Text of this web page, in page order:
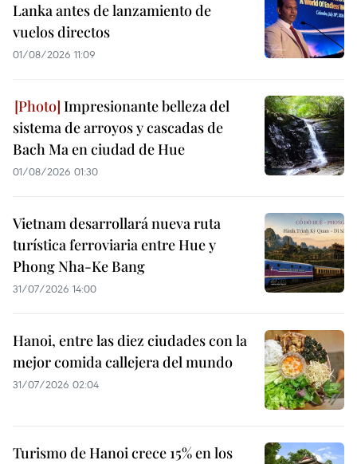
Lanka antes de lanzamiento de
vuelos directos
01/08/2026 11:09
Impresionante belleza del
sistema de arroyos y cascadas de
Bach Ma en ciudad de Hue
01/08/2026 01:30
Vietnam desarrollará nueva ruta
turística ferroviaria entre Hue y
Phong Nha-Ke Bang
31/07/2026 14:00
Hanoi, entre las diez ciudades con la
mejor comida callejera del mundo
31/07/2026 02:04
Turismo de Hanoi crece 15% en los